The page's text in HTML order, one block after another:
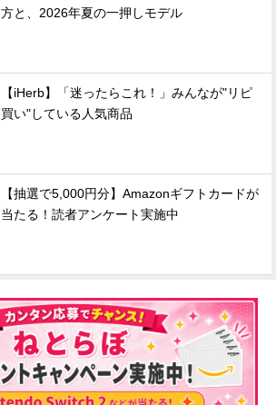
方と、2026年夏の一押しモデル
【iHerb】「迷ったらこれ！」みんなが"リピ
買い"している人気商品
【抽選で5,000円分】Amazonギフトカードが
当たる！読者アンケート実施中